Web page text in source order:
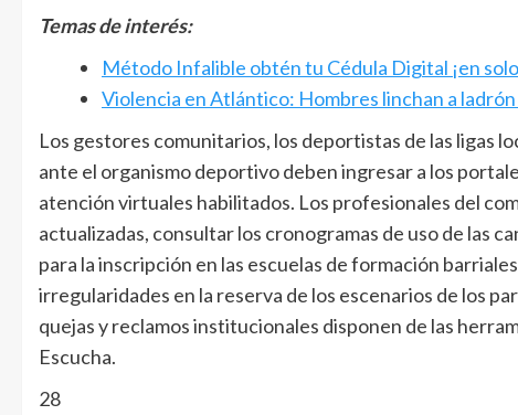
Temas de interés:
Método Infalible obtén tu Cédula Digital ¡en
Violencia en Atlántico: Hombres linchan a
Los gestores comunitarios, los deportistas de las ligas
ante el organismo deportivo deben ingresar a los
atención virtuales habilitados. Los profesionales del
actualizadas, consultar los cronogramas de uso de las
para la inscripción en las escuelas de formación
irregularidades en la reserva de los escenarios de los
quejas y reclamos institucionales disponen de las
Escucha.
28